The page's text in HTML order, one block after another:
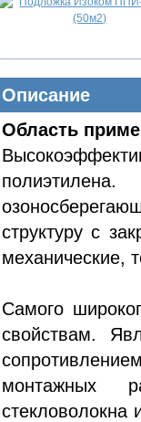
Описание
Область
структуру с
механические,
Самого
свойствам.
монтажных